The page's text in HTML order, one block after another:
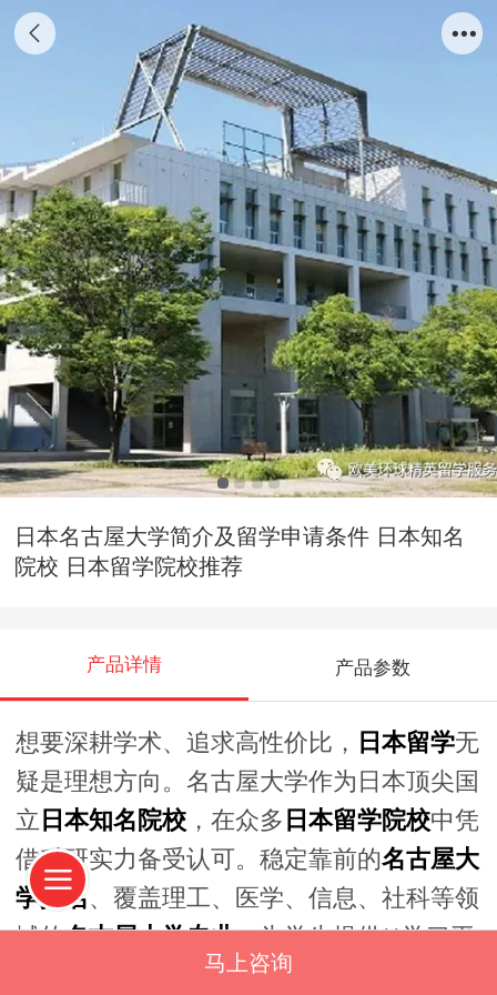
日本名古屋大学简介及留学申请条件 日本知名
院校 日本留学院校推荐
产品详情 产品参数
想要深耕学术、追求高性价比， 日本留学无
疑是理想方向。名古屋大学作为日本顶尖国
立 日本知名院校 ，在众多 日本留学院校中凭
借科研实力备受认可。稳定靠前的名古屋大
学排名、覆盖理工、医学、信息、社科等领
域的名古屋大学专业，为学生提供**学习平
名古屋大学申请条件
马上咨询